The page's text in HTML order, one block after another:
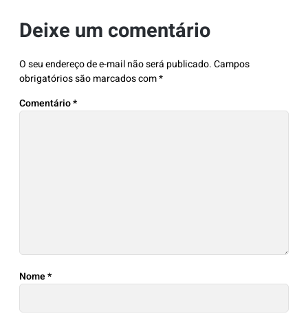
Deixe um comentário
O seu endereço de e-mail não será publicado.Campos
obrigatórios são marcados com*
Comentário*
Nome*